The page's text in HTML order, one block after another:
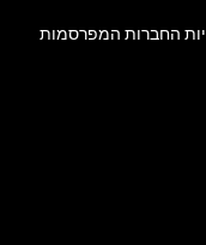
החברות המפרסמות